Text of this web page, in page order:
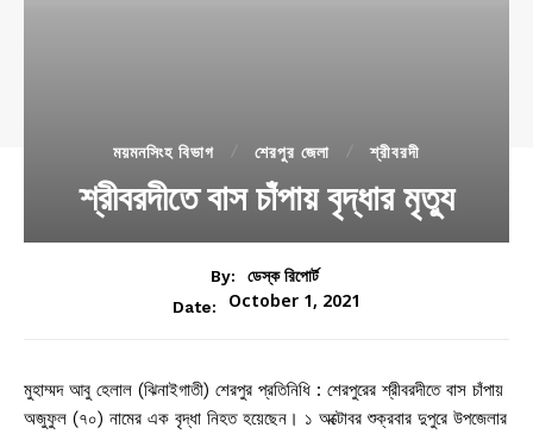
ময়মনসিংহ বিভাগ শেরপুর জেলা শ্রীবরদী
শ্রীবরদীতে বাস চাঁপায় বৃদ্ধার মৃত্যু
By:
ডেস্ক রিপোর্ট
Date:
October 1, 2021
মুহাম্মদ আবু হেলাল (ঝিনাইগাতী) শেরপুর প্রতিনিধি : শেরপুরের শ্রীবরদীতে বাস চাঁপায়
অজুফুল (৭০) নামের এক বৃদ্ধা নিহত হয়েছেন। ১ অক্টোবর শুক্রবার দুপুরে উপজেলার